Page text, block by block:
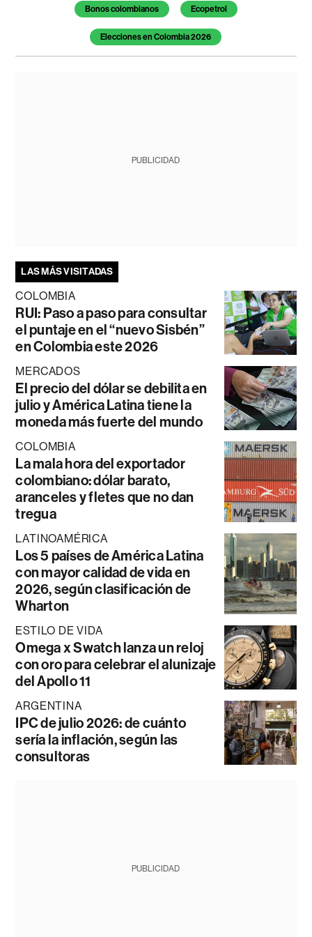
Bonos colombianos Ecopetrol
Elecciones en Colombia 2026
PUBLICIDAD
LAS MÁS VISITADAS
COLOMBIA
RUI: Paso a paso para consultar
el puntaje en el “nuevo Sisbén”
en Colombia este 2026
MERCADOS
El precio del dólar se debilita en
julio y América Latina tiene la
moneda más fuerte del mundo
COLOMBIA
La mala hora del exportador
colombiano: dólar barato,
aranceles y fletes que no dan
tregua
LATINOAMÉRICA
Los 5 países de América Latina
con mayor calidad de vida en
2026, según clasificación de
Wharton
ESTILO DE VIDA
Omega x Swatch lanza un reloj
con oro para celebrar el alunizaje
del Apollo 11
ARGENTINA
IPC de julio 2026: de cuánto
sería la inflación, según las
consultoras
PUBLICIDAD